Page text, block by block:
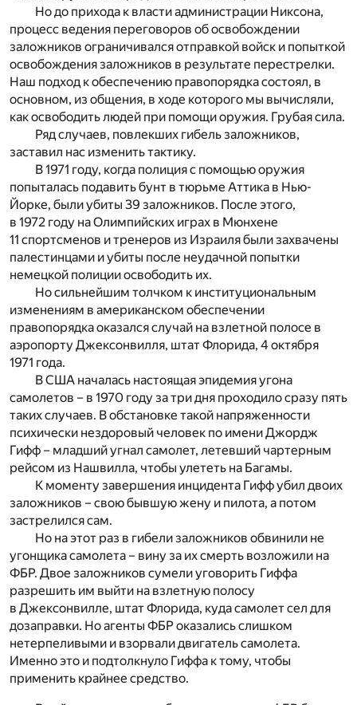
Но до прихода к власти администрации Никсона,
процесс ведения переговоров об освобождении
заложников ограничивался отправкой войск и попыткой
освобождения заложников в результате перестрелки.
Наш подход к обеспечению правопорядка состоял, в
основном, из общения, в ходе которого мы вычисляли,
как освободить людей при помощи оружия. Грубая сила.
Ряд случаев, повлекших гибель заложников,
заставил нас изменить тактику.
В 1971 году, когда полиция с помощью оружия
попыталась подавить бунт в тюрьме Аттика в Нью-
Йорке, были убиты 39 заложников. После этого,
в 1972 году на Олимпийских играх в Мюнхене
11 спортсменов и тренеров из Израиля были захвачены
палестинцами и убиты после неудачной попытки
немецкой полиции освободить их.
Но сильнейшим толчком к институциональным
изменениям в американском обеспечении
правопорядка оказался случай на взлетной полосе в
аэропорту Джексонвилля, штат Флорида, 4 октября
1971 года.
В США началась настоящая эпидемия угона
самолетов – в 1970 году за три дня проходило сразу пять
таких случаев. В обстановке такой напряженности
психически нездоровый человек по имени Джордж
Гифф – младший угнал самолет, летевший чартерным
рейсом из Нашвилла, чтобы улететь на Багамы.
К моменту завершения инцидента Гифф убил двоих
заложников – свою бывшую жену и пилота, а потом
застрелился сам.
Но на этот раз в гибели заложников обвинили не
угонщика самолета – вину за их смерть возложили на
ФБР. Двое заложников сумели уговорить Гиффа
разрешить им выйти на взлетную полосу
в Джексонвилле, штат Флорида, куда самолет сел для
дозаправки. Но агенты ФБР оказались слишком
нетерпеливыми и взорвали двигатель самолета.
Именно это и подтолкнуло Гиффа к тому, чтобы
применить крайнее средство.